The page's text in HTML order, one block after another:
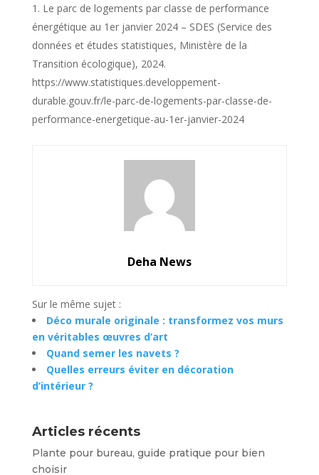
Le parc de logements par classe de performance
énergétique au 1er janvier 2024 – SDES (Service des
données et études statistiques, Ministère de la
Transition écologique), 2024.
https://www.statistiques.developpement-
durable.gouv.fr/le-parc-de-logements-par-classe-de-
performance-energetique-au-1er-janvier-2024
Deha News
Sur le même sujet :
Déco murale originale : transformez vos murs
en véritables œuvres d’art
Quand semer les navets ?
Quelles erreurs éviter en décoration
d’intérieur ?
Articles récents
Plante pour bureau, guide pratique pour bien
choisir